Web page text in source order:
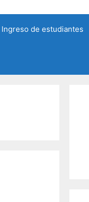
Ingreso de estudiantes